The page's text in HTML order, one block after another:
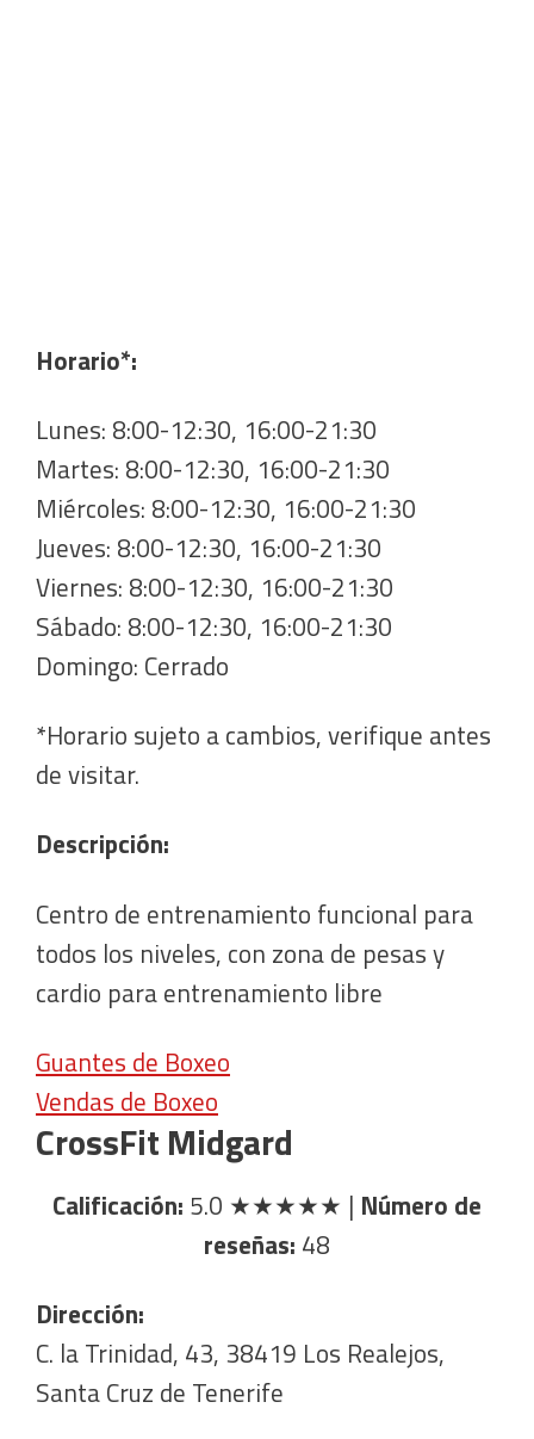
Horario*:
Lunes: 8:00-12:30, 16:00-21:30
Martes: 8:00-12:30, 16:00-21:30
Miércoles: 8:00-12:30, 16:00-21:30
Jueves: 8:00-12:30, 16:00-21:30
Viernes: 8:00-12:30, 16:00-21:30
Sábado: 8:00-12:30, 16:00-21:30
Domingo: Cerrado
*Horario sujeto a cambios, verifique antes
de visitar.
Descripción:
Centro de entrenamiento funcional para
todos los niveles, con zona de pesas y
cardio para entrenamiento libre
Guantes de Boxeo
Vendas de Boxeo
CrossFit Midgard
Calificación: 5.0 ★★★★★ | Número de
reseñas: 48
Dirección:
C. la Trinidad, 43, 38419 Los Realejos,
Santa Cruz de Tenerife